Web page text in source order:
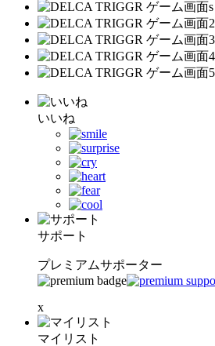
いいね
サポート
プレミアムサポーター
x
マイリスト